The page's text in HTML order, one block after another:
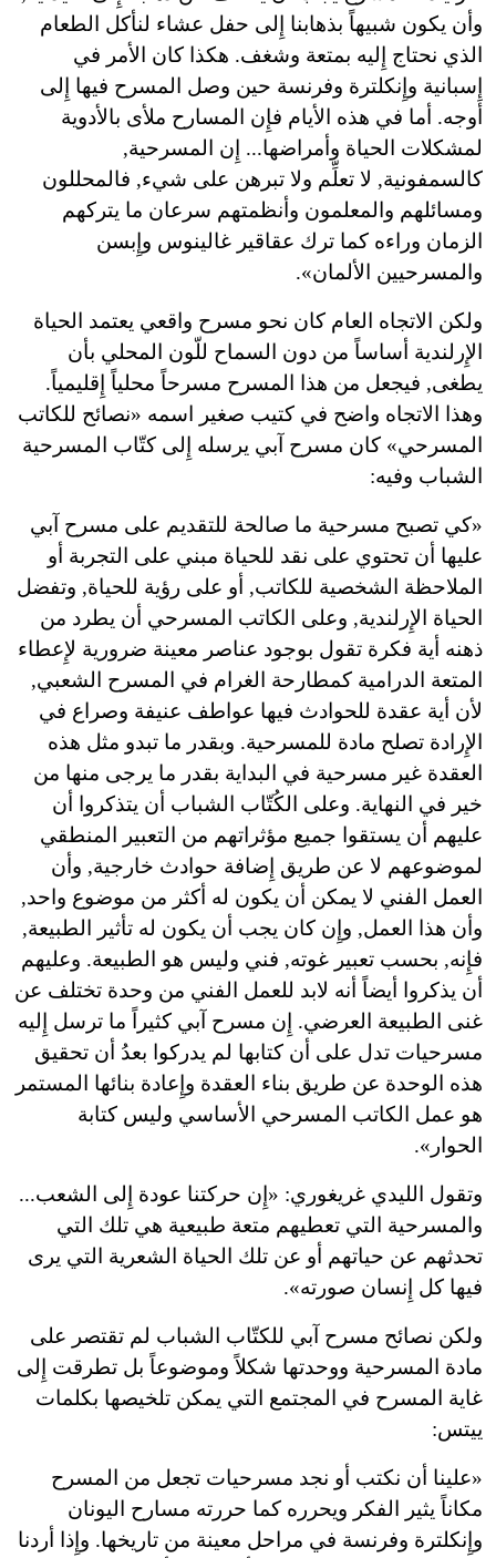
وأن يكون شبيهاً بذهابنا إِلى حفل عشاء لنأكل الطعام
الذي نحتاج إِليه بمتعة وشغف. هكذا كان الأمر في
إِسبانية وإِنكلترة وفرنسة حين وصل المسرح فيها إِلى
أوجه. أما في هذه الأيام فإِن المسارح ملأى بالأدوية
لمشكلات الحياة وأمراضها... إِن المسرحية,
كالسمفونية, لا تعلِّم ولا تبرهن على شيء, فالمحللون
ومسائلهم والمعلمون وأنظمتهم سرعان ما يتركهم
الزمان وراءه كما ترك عقاقير غالينوس وإِبسن
والمسرحيين الألمان».
ولكن الاتجاه العام كان نحو مسرح واقعي يعتمد الحياة
الإِرلندية أساساً من دون السماح للّون المحلي بأن
يطغى, فيجعل من هذا المسرح مسرحاً محلياً إِقليمياً.
وهذا الاتجاه واضح في كتيب صغير اسمه «نصائح للكاتب
المسرحي» كان مسرح آبي يرسله إِلى كتّاب المسرحية
الشباب وفيه:
«كي تصبح مسرحية ما صالحة للتقديم على مسرح آبي
عليها أن تحتوي على نقد للحياة مبني على التجربة أو
الملاحظة الشخصية للكاتب, أو على رؤية للحياة, وتفضل
الحياة الإِرلندية, وعلى الكاتب المسرحي أن يطرد من
ذهنه أية فكرة تقول بوجود عناصر معينة ضرورية لإِعطاء
المتعة الدرامية كمطارحة الغرام في المسرح الشعبي,
لأن أية عقدة للحوادث فيها عواطف عنيفة وصراع في
الإِرادة تصلح مادة للمسرحية. وبقدر ما تبدو مثل هذه
العقدة غير مسرحية في البداية بقدر ما يرجى منها من
خير في النهاية. وعلى الكُتّاب الشباب أن يتذكروا أن
عليهم أن يستقوا جميع مؤثراتهم من التعبير المنطقي
لموضوعهم لا عن طريق إِضافة حوادث خارجية, وأن
العمل الفني لا يمكن أن يكون له أكثر من موضوع واحد,
وأن هذا العمل, وإِن كان يجب أن يكون له تأثير الطبيعة,
فإِنه, بحسب تعبير غوته, فني وليس هو الطبيعة. وعليهم
أن يذكروا أيضاً أنه لابد للعمل الفني من وحدة تختلف عن
غنى الطبيعة العرضي. إِن مسرح آبي كثيراً ما ترسل إِليه
مسرحيات تدل على أن كتابها لم يدركوا بعدُ أن تحقيق
هذه الوحدة عن طريق بناء العقدة وإِعادة بنائها المستمر
هو عمل الكاتب المسرحي الأساسي وليس كتابة
الحوار».
وتقول الليدي غريغوري: « إِن حركتنا عودة إِلى الشعب...
والمسرحية التي تعطيهم متعة طبيعية هي تلك التي
تحدثهم عن حياتهم أو عن تلك الحياة الشعرية التي يرى
فيها كل إِنسان صورته».
ولكن نصائح مسرح آبي للكتّاب الشباب لم تقتصر على
مادة المسرحية ووحدتها شكلاً وموضوعاً بل تطرقت إِلى
غاية المسرح في المجتمع التي يمكن تلخيصها بكلمات
ييتس:
«علينا أن نكتب أو نجد مسرحيات تجعل من المسرح
مكاناً يثير الفكر ويحرره كما حررته مسارح اليونان
وإِنكلترة وفرنسة في مراحل معينة من تاريخها. وإِذا أردنا